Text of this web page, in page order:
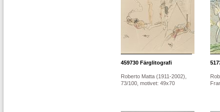
459730 Färglitografi
Roberto Matta (1911-2002),
73/100, motivet: 49x70